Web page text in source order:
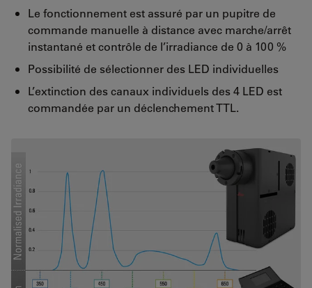
Le fonctionnement est assuré par un pupitre de
commande manuelle à distance avec marche/arrêt
instantané et contrôle de l’irradiance de 0 à 100 %
Possibilité de sélectionner des LED individuelles
L’extinction des canaux individuels des 4 LED est
commandée par un déclenchement TTL.